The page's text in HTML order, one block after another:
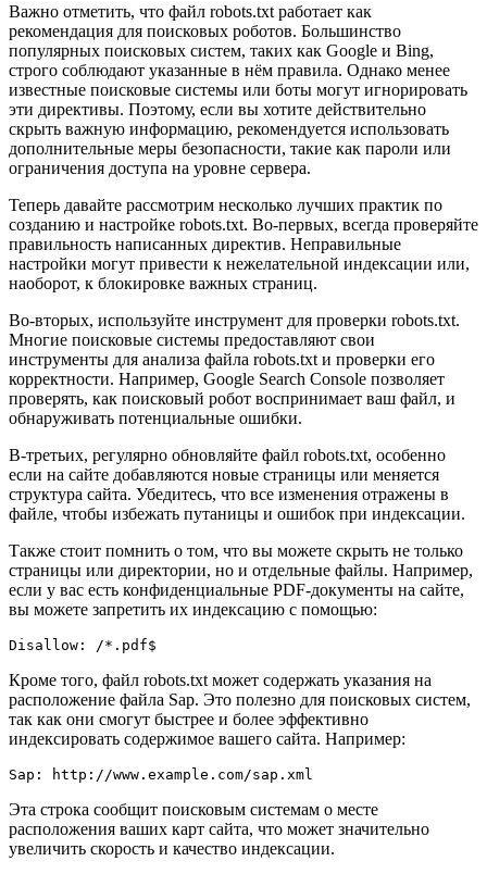
Важно отметить, что файл robots.txt работает как
рекомендация для поисковых роботов. Большинство
популярных поисковых систем, таких как Google и Bing,
строго соблюдают указанные в нём правила. Однако менее
известные поисковые системы или боты могут игнорировать
эти директивы. Поэтому, если вы хотите действительно
скрыть важную информацию, рекомендуется использовать
дополнительные меры безопасности, такие как пароли или
ограничения доступа на уровне сервера.
Теперь давайте рассмотрим несколько лучших практик по
созданию и настройке robots.txt. Во-первых, всегда проверяйте
правильность написанных директив. Неправильные
настройки могут привести к нежелательной индексации или,
наоборот, к блокировке важных страниц.
Во-вторых, используйте инструмент для проверки robots.txt.
Многие поисковые системы предоставляют свои
инструменты для анализа файла robots.txt и проверки его
корректности. Например, Google Search Console позволяет
проверять, как поисковый робот воспринимает ваш файл, и
обнаруживать потенциальные ошибки.
В-третьих, регулярно обновляйте файл robots.txt, особенно
если на сайте добавляются новые страницы или меняется
структура сайта. Убедитесь, что все изменения отражены в
файле, чтобы избежать путаницы и ошибок при индексации.
Также стоит помнить о том, что вы можете скрыть не только
страницы или директории, но и отдельные файлы. Например,
если у вас есть конфиденциальные PDF-документы на сайте,
вы можете запретить их индексацию с помощью:
Disallow: /*.pdf$
Кроме того, файл robots.txt может содержать указания на
расположение файла Sap. Это полезно для поисковых систем,
так как они смогут быстрее и более эффективно
индексировать содержимое вашего сайта. Например:
Sap: http://www.example.com/sap.xml
Эта строка сообщит поисковым системам о месте
расположения ваших карт сайта, что может значительно
увеличить скорость и качество индексации.